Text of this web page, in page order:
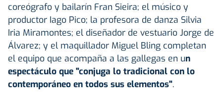
coreógrafo y bailarín Fran Sieira; el músico y
productor Iago Pico; la profesora de danza Silvia
Iria Miramontes; el diseñador de vestuario Jorge de
Álvarez; y el maquillador Miguel Bling completan
el equipo que acompaña a las gallegas en un
espectáculo que "conjuga lo tradicional con lo
contemporáneo en todos sus elementos".